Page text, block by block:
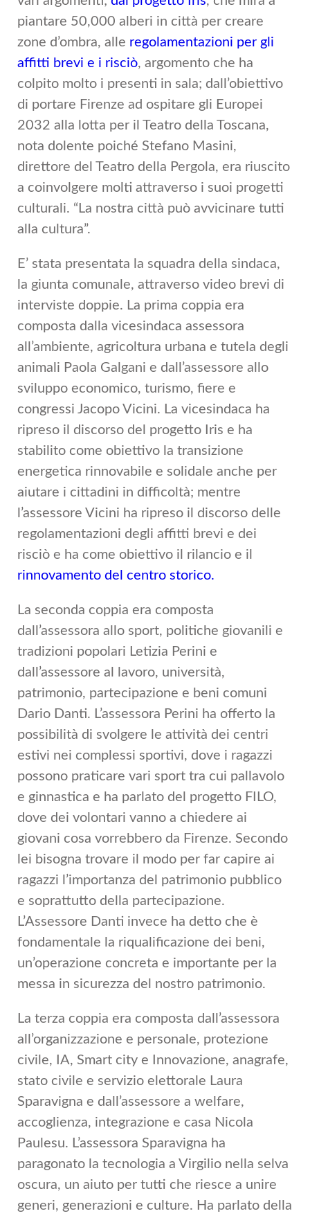
piantare 50,000 alberi in città per creare
zone d’ombra, alle regolamentazioni per gli
affitti brevi e i risciò, argomento che ha
colpito molto i presenti in sala; dall’obiettivo
di portare Firenze ad ospitare gli Europei
2032 alla lotta per il Teatro della Toscana,
nota dolente poiché Stefano Masini,
direttore del Teatro della Pergola, era riuscito
a coinvolgere molti attraverso i suoi progetti
culturali. “La nostra città può avvicinare tutti
alla cultura”.
E’ stata presentata la squadra della sindaca,
la giunta comunale, attraverso video brevi di
interviste doppie. La prima coppia era
composta dalla vicesindaca assessora
all’ambiente, agricoltura urbana e tutela degli
animali Paola Galgani e dall’assessore allo
sviluppo economico, turismo, fiere e
congressi Jacopo Vicini. La vicesindaca ha
ripreso il discorso del progetto Iris e ha
stabilito come obiettivo la transizione
energetica rinnovabile e solidale anche per
aiutare i cittadini in difficoltà; mentre
l’assessore Vicini ha ripreso il discorso delle
regolamentazioni degli affitti brevi e dei
risciò e ha come obiettivo il rilancio e il
rinnovamento del centro storico.
La seconda coppia era composta
dall’assessora allo sport, politiche giovanili e
tradizioni popolari Letizia Perini e
dall’assessore al lavoro, università,
patrimonio, partecipazione e beni comuni
Dario Danti. L’assessora Perini ha offerto la
possibilità di svolgere le attività dei centri
estivi nei complessi sportivi, dove i ragazzi
possono praticare vari sport tra cui pallavolo
e ginnastica e ha parlato del progetto FILO,
dove dei volontari vanno a chiedere ai
giovani cosa vorrebbero da Firenze. Secondo
lei bisogna trovare il modo per far capire ai
ragazzi l’importanza del patrimonio pubblico
e soprattutto della partecipazione.
L’Assessore Danti invece ha detto che è
fondamentale la riqualificazione dei beni,
un’operazione concreta e importante per la
messa in sicurezza del nostro patrimonio.
La terza coppia era composta dall’assessora
all’organizzazione e personale, protezione
civile, IA, Smart city e Innovazione, anagrafe,
stato civile e servizio elettorale Laura
Sparavigna e dall’assessore a welfare,
accoglienza, integrazione e casa Nicola
Paulesu. L’assessora Sparavigna ha
paragonato la tecnologia a Virgilio nella selva
oscura, un aiuto per tutti che riesce a unire
generi, generazioni e culture. Ha parlato della